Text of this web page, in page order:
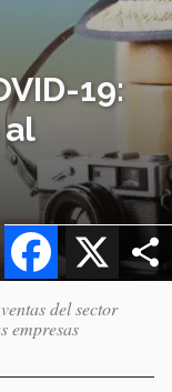
19:
X
Facebook
del sector
empresas